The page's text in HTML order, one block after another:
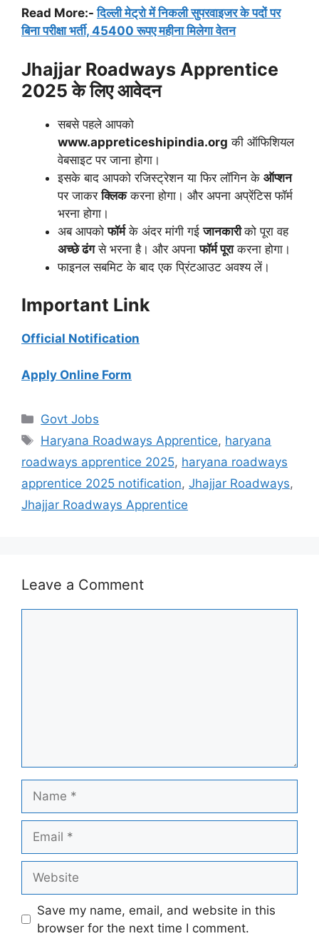
Read More:-दिल्ली मेट्रो में निकली सुपरवाइजर के पदों पर
बिना परीक्षा भर्ती, 45400 रूपए महीना मिलेगा वेतन
Jhajjar Roadways Apprentice
2025 के लिए आवेदन
सबसे पहले आपको
www.appreticeshipindia.org की ऑफिशियल
वेबसाइट पर जाना होगा।
इसके बाद आपको रजिस्ट्रेशन या फिर लॉगिन के ऑप्शन
पर जाकरक्लिककरना होगा। और अपना अप्रेंटिस फॉर्म
भरना होगा।
अब आपकोफॉर्मके अंदर मांगी गईजानकारीको पूरा वह
अच्छे ढंगसे भरना है। और अपनाफॉर्म पूराकरना होगा।
फाइनल सबमिट के बाद एक प्रिंटआउट अवश्य लें।
Important Link
Official Notification
Apply Online Form
Categories
Govt Jobs
Tags
Haryana Roadways Apprentice, haryana
roadways apprentice 2025, haryana roadways
apprentice 2025 notification, Jhajjar Roadways,
Jhajjar Roadways Apprentice
Leave a Comment
Save my name, email, and website in this
browser for the next time I comment.